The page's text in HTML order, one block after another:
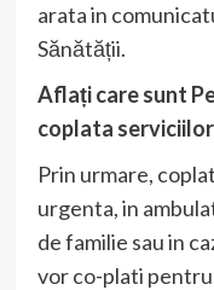
arata in
Sănătății.
Aflați care sunt
coplata
Prin urmare,
urgenta, in
de familie sau in
vor co-plati